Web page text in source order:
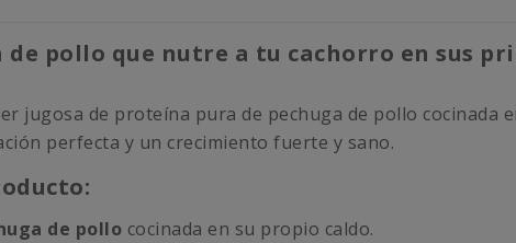
pollo que nutre a tu cachorro en sus
jugosa de proteína pura de pechuga de pollo cocinada
perfecta y un crecimiento fuerte y sano.
de pollo cocinada en su propio caldo.